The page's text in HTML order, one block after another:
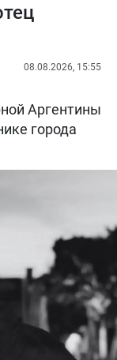
08.08.2026, 15:55
Аргентины
города